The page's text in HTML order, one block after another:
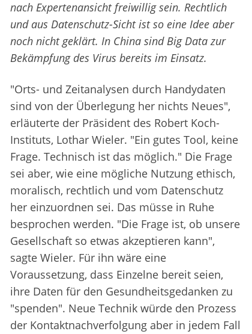
nach Expertenansicht freiwillig sein. Rechtlich
und aus Datenschutz-Sicht ist so eine Idee aber
noch nicht geklärt. In China sind Big Data zur
Bekämpfung des Virus bereits im Einsatz.
"Orts- und Zeitanalysen durch Handydaten
sind von der Überlegung her nichts Neues",
erläuterte der Präsident des Robert Koch-
Instituts, Lothar Wieler. "Ein gutes Tool, keine
Frage. Technisch ist das möglich." Die Frage
sei aber, wie eine mögliche Nutzung ethisch,
moralisch, rechtlich und vom Datenschutz
her einzuordnen sei. Das müsse in Ruhe
besprochen werden. "Die Frage ist, ob unsere
Gesellschaft so etwas akzeptieren kann",
sagte Wieler. Für ihn wäre eine
Voraussetzung, dass Einzelne bereit seien,
ihre Daten für den Gesundheitsgedanken zu
"spenden". Neue Technik würde den Prozess
der Kontaktnachverfolgung aber in jedem Fall